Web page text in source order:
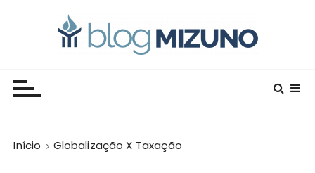
Início Globalização X Taxação